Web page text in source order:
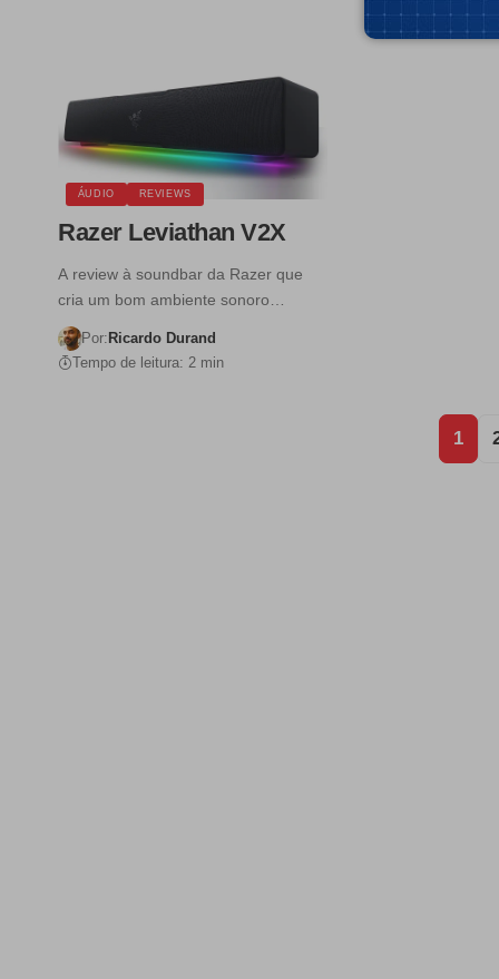
ÁUDIO REVIEWS
Razer Leviathan V2X
A review à soundbar da Razer que
cria um bom ambiente sonoro…
Por: Ricardo Durand
Tempo de leitura: 2 min
1